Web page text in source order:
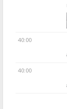
40:00
40:00